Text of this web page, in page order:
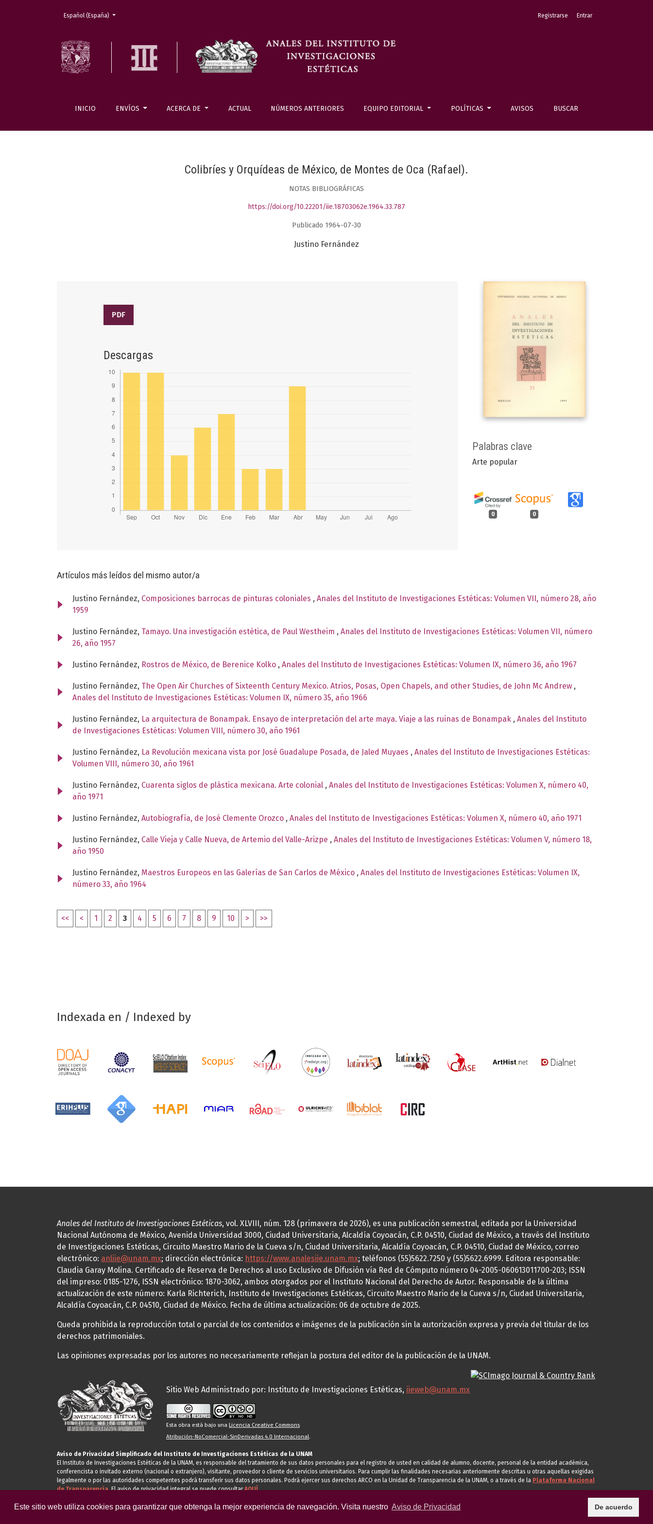
Este sitio web utiliza cookies para garantizar que obtenga la mejor experiencia de navegación. Visita nuestro Aviso de Privacidad De acuerdo
INICIO ENVÍOS ACERCA DE ACTUAL NÚMEROS ANTERIORES EQUIPO EDITORIAL POLÍTICAS AVISOS BUSCAR
Registrarse Entrar
Cambiar el idioma. El actual es:
Español (España)
Colibríes y Orquídeas de México, de Montes de Oca (Rafael).
NOTAS BIBLIOGRÁFICAS
https://doi.org/10.22201/iie.18703062e.1964.33.787
Publicado 1964-07-30
Justino Fernández
Palabras clave
Arte popular
0 0
PDF
Descargas
Artículos más leídos del mismo autor/a
Justino Fernández, Composiciones barrocas de pinturas coloniales , Anales del Instituto de Investigaciones Estéticas: Volumen VII, número 28, año
1959
Justino Fernández, Tamayo. Una investigación estética, de Paul Westheim , Anales del Instituto de Investigaciones Estéticas: Volumen VII, número
26, año 1957
Justino Fernández, Rostros de México, de Berenice Kolko , Anales del Instituto de Investigaciones Estéticas: Volumen IX, número 36, año 1967
Justino Fernández, The Open Air Churches of Sixteenth Century Mexico. Atrios, Posas, Open Chapels, and other Studies, de John Mc Andrew ,
Anales del Instituto de Investigaciones Estéticas: Volumen IX, número 35, año 1966
Justino Fernández, La arquitectura de Bonampak. Ensayo de interpretación del arte maya. Viaje a las ruinas de Bonampak , Anales del Instituto
de Investigaciones Estéticas: Volumen VIII, número 30, año 1961
Justino Fernández, La Revolución mexicana vista por José Guadalupe Posada, de Jaled Muyaes , Anales del Instituto de Investigaciones Estéticas:
Volumen VIII, número 30, año 1961
Justino Fernández, Cuarenta siglos de plástica mexicana. Arte colonial , Anales del Instituto de Investigaciones Estéticas: Volumen X, número 40,
año 1971
Justino Fernández, Autobiografía, de José Clemente Orozco , Anales del Instituto de Investigaciones Estéticas: Volumen X, número 40, año 1971
Justino Fernández, Calle Vieja y Calle Nueva, de Artemio del Valle-Arizpe , Anales del Instituto de Investigaciones Estéticas: Volumen V, número 18,
año 1950
Justino Fernández, Maestros Europeos en las Galerías de San Carlos de México , Anales del Instituto de Investigaciones Estéticas: Volumen IX,
número 33, año 1964
<< < 1 2 3 4 5 6 7 8 9 10 > >>
Indexada en / Indexed by
Anales del Instituto de Investigaciones Estéticas, vol. XLVIII, núm. 128 (primavera de 2026), es una publicación semestral, editada por la Universidad
Nacional Autónoma de México, Avenida Universidad 3000, Ciudad Universitaria, Alcaldía Coyoacán, C.P. 04510, Ciudad de México, a través del Instituto
de Investigaciones Estéticas, Circuito Maestro Mario de la Cueva s/n, Ciudad Universitaria, Alcaldía Coyoacán, C.P. 04510, Ciudad de México, correo
electrónico: anliie@unam.mx; dirección electrónica: https://www.analesiie.unam.mx; teléfonos (55)5622.7250 y (55)5622.6999. Editora responsable:
Claudia Garay Molina. Certificado de Reserva de Derechos al uso Exclusivo de Difusión vía Red de Cómputo número 04-2005-060613011700-203; ISSN
del impreso: 0185-1276, ISSN electrónico: 1870-3062, ambos otorgados por el Instituto Nacional del Derecho de Autor. Responsable de la última
actualización de este número: Karla Richterich, Instituto de Investigaciones Estéticas, Circuito Maestro Mario de la Cueva s/n, Ciudad Universitaria,
Alcaldía Coyoacán, C.P. 04510, Ciudad de México. Fecha de última actualización: 06 de octubre de 2025.
Queda prohibida la reproducción total o parcial de los contenidos e imágenes de la publicación sin la autorización expresa y previa del titular de los
derechos patrimoniales.
Las opiniones expresadas por los autores no necesariamente reflejan la postura del editor de la publicación de la UNAM.
Sitio Web Administrado por: Instituto de Investigaciones Estéticas, iieweb@unam.mx
Esta obra está bajo una Licencia Creative Commons
Atribución-NoComercial-SinDerivadas 4.0 Internacional.
Aviso de Privacidad Simplificado del Instituto de Investigaciones Estéticas de la UNAM
El Instituto de Investigaciones Estéticas de la UNAM, es responsable del tratamiento de sus datos personales para el registro de usted en calidad de alumno, docente, personal de la entidad académica,
conferencista o invitado externo (nacional o extranjero), visitante, proveedor o cliente de servicios universitarios. Para cumplir las finalidades necesarias anteriormente descritas u otras aquellas exigidas
legalmente o por las autoridades competentes podrá transferir sus datos personales. Podrá ejercer sus derechos ARCO en la Unidad de Transparencia de la UNAM, o a través de la Plataforma Nacional
de Transparencia.El aviso de privacidad integral se puede consultarAQUÍ